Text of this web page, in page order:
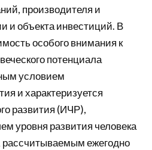
производителя и
и объекта инвестиций. В
особого внимания к
потенциала
условием
и характеризуется
развития (ИЧР),
уровня развития человека
рассчитываемым ежегодно